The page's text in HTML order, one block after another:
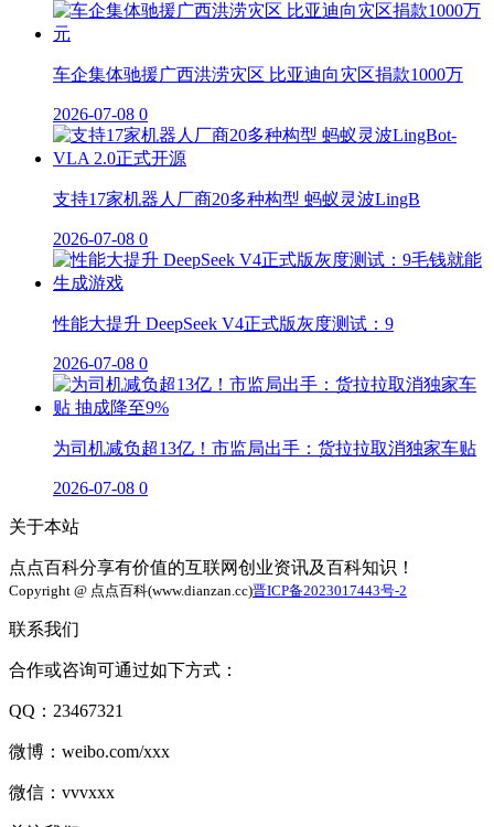
车企集体驰援广西洪涝灾区 比亚迪向灾区捐款1000万
2026-07-08 0
支持17家机器人厂商20多种构型 蚂蚁灵波LingB
2026-07-08 0
性能大提升 DeepSeek V4正式版灰度测试：9
2026-07-08 0
为司机减负超13亿！市监局出手：货拉拉取消独家车贴
2026-07-08 0
关于本站
点点百科分享有价值的互联网创业资讯及百科知识！
Copyright @ 点点百科(www.dianzan.cc)晋ICP备2023017443号-2
联系我们
合作或咨询可通过如下方式：
QQ：23467321
微博：weibo.com/xxx
微信：vvvxxx